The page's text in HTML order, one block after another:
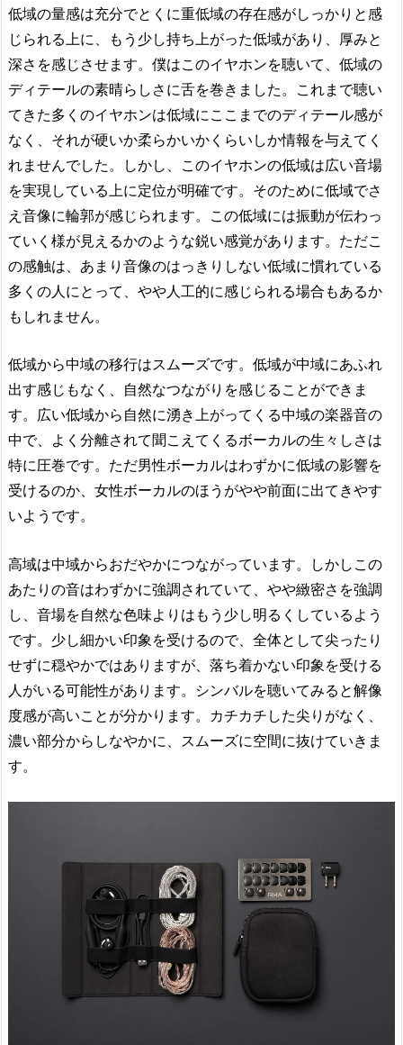
低域の量感は充分でとくに重低域の存在感がしっかりと感
じられる上に、もう少し持ち上がった低域があり、厚みと
深さを感じさせます。僕はこのイヤホンを聴いて、低域の
ディテールの素晴らしさに舌を巻きました。これまで聴い
てきた多くのイヤホンは低域にここまでのディテール感が
なく、それが硬いか柔らかいかくらいしか情報を与えてく
れませんでした。しかし、このイヤホンの低域は広い音場
を実現している上に定位が明確です。そのために低域でさ
え音像に輪郭が感じられます。この低域には振動が伝わっ
ていく様が見えるかのような鋭い感覚があります。ただこ
の感触は、あまり音像のはっきりしない低域に慣れている
多くの人にとって、やや人工的に感じられる場合もあるか
もしれません。
低域から中域の移行はスムーズです。低域が中域にあふれ
出す感じもなく、自然なつながりを感じることができま
す。広い低域から自然に湧き上がってくる中域の楽器音の
中で、よく分離されて聞こえてくるボーカルの生々しさは
特に圧巻です。ただ男性ボーカルはわずかに低域の影響を
受けるのか、女性ボーカルのほうがやや前面に出てきやす
いようです。
高域は中域からおだやかにつながっています。しかしこの
あたりの音はわずかに強調されていて、やや緻密さを強調
し、音場を自然な色味よりはもう少し明るくしているよう
です。少し細かい印象を受けるので、全体として尖ったり
せずに穏やかではありますが、落ち着かない印象を受ける
人がいる可能性があります。シンバルを聴いてみると解像
度感が高いことが分かります。カチカチした尖りがなく、
濃い部分からしなやかに、スムーズに空間に抜けていきま
す。